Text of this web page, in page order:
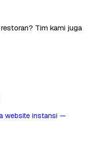
Tim kami juga
website instansi —